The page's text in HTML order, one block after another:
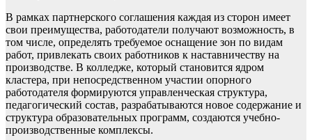
В рамках партнерского соглашения каждая из сторон имеет
свои преимущества, работодатели получают возможность, в
том числе, определять требуемое оснащение зон по видам
работ, привлекать своих работников к наставничеству на
производстве. В колледже, который становится ядром
кластера, при непосредственном участии опорного
работодателя формируются управленческая структура,
педагогический состав, разрабатываются новое содержание и
структура образовательных программ, создаются учебно-
производственные комплексы.